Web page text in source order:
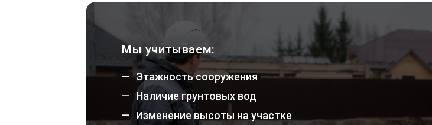
Мы учитываем:
Этажность сооружения
Наличие грунтовых вод
Изменение высоты на участке